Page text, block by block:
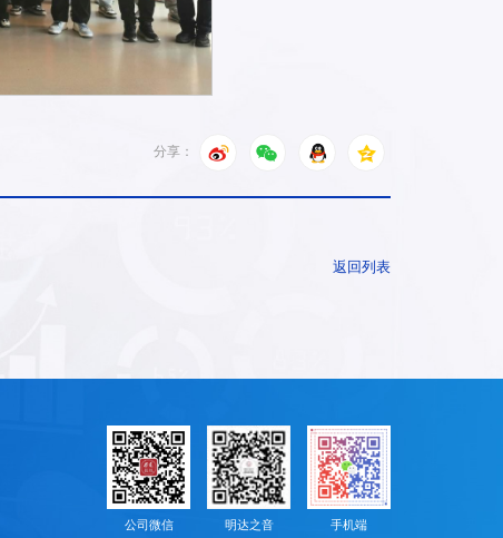
分享：
返回列表
公司微信 明达之音 手机端